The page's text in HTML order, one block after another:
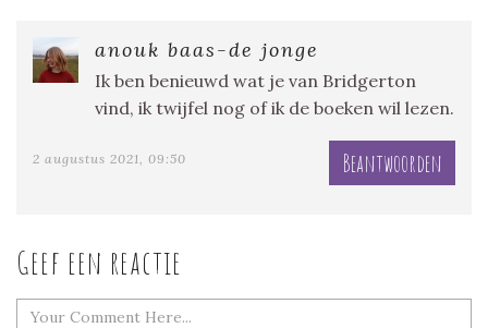
anouk baas-de jonge
Ik ben benieuwd wat je van Bridgerton
vind, ik twijfel nog of ik de boeken wil lezen.
2 augustus 2021, 09:50 Beantwoorden
Geef een reactie